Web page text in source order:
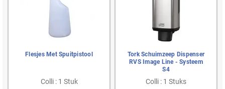
Flesjes Met Spuitpistool
Colli : 1 Stuk
Tork Schuimzeep Dispenser
RVS Image Line - Systeem
S4
Colli : 1 Stuks